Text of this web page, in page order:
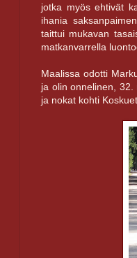
jotka myös ehtivät
ihania
taittui mukavan
matkanvarrella
Maalissa odotti
ja olin onnelinen, 32.
ja nokat kohti